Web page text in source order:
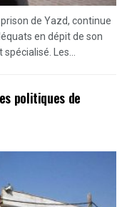
de Yazd, continue
en dépit de son
Les...
politiques de